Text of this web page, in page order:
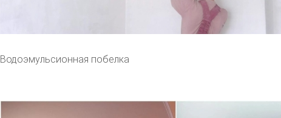
Водоэмульсионная побелка